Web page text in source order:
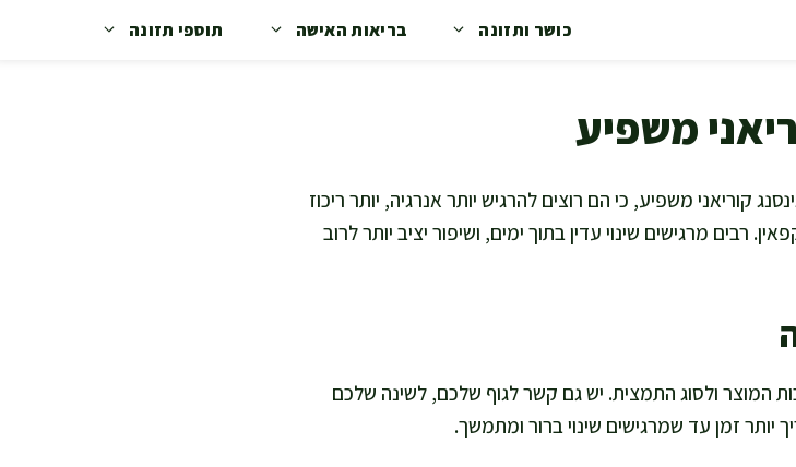
כושר ותזונה בריאות האישה תוספי תזונה
משפיע
קוריאני משפיע, כי הם רוצים להרגיש יותר אנרגיה, יותר ריכוז
רבים מרגישים שינוי עדין בתוך ימים, ושיפור יציב יותר לרוב
המוצר ולסוג התמצית. יש גם קשר לגוף שלכם, לשינה שלכם
זמן עד שמרגישים שינוי ברור ומתמשך.